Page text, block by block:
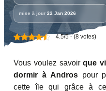
mise à jour 22 Jan 2026
4.5/5 - (8 votes)
Vous voulez savoirque
dormir à Androspour
cette île qui grâce à